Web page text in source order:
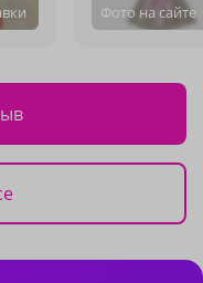
Фото на сайте